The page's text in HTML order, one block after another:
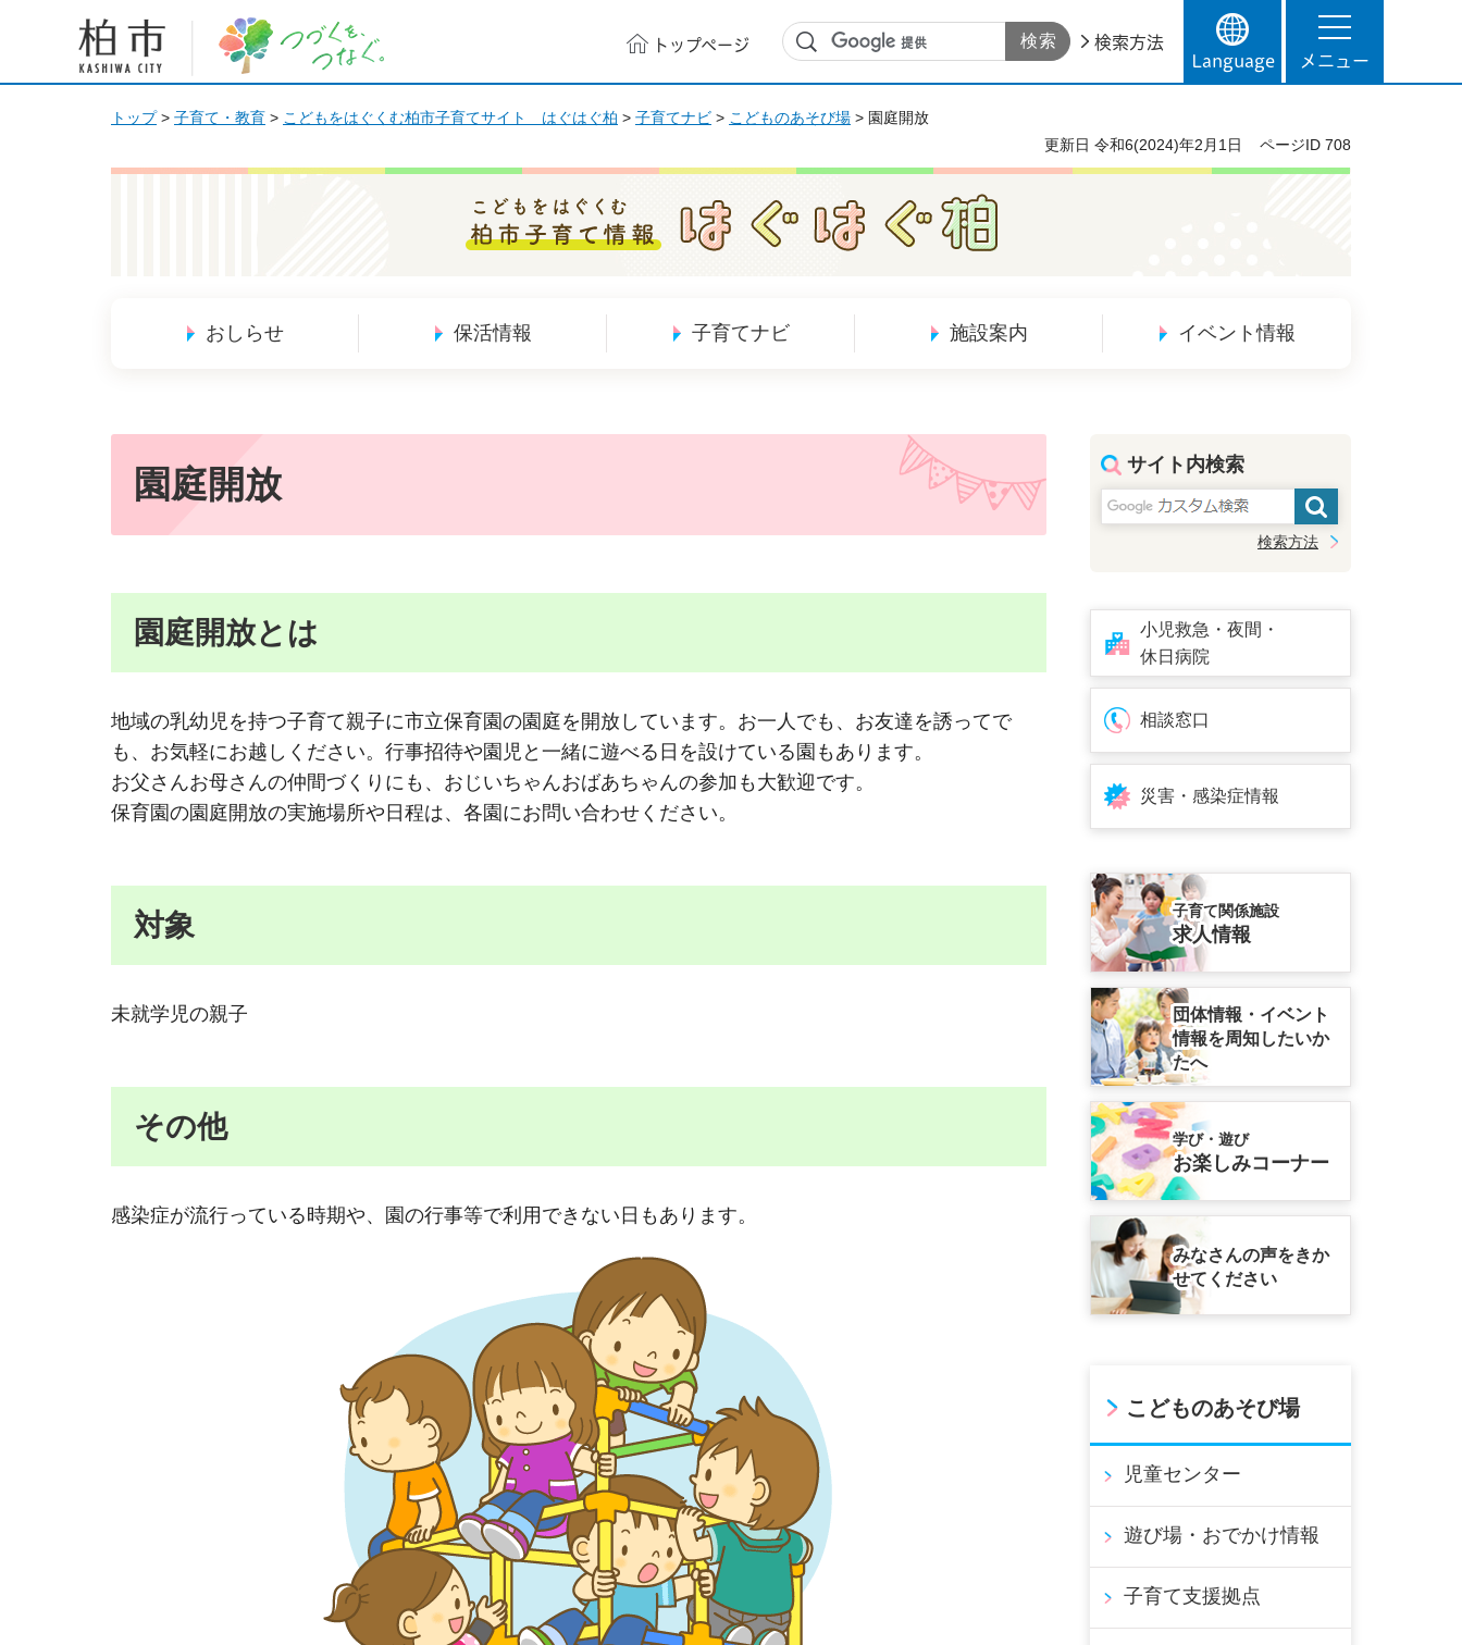
柏市 つづくを、つなぐ。
トップページ
検索方法
Language
メニュー
トップ> 子育て・教育 > こどもをはぐくむ柏市子育てサイト はぐはぐ柏 > 子育てナビ > こどものあそび場 > 園庭開放
更新日 令和6(2024)年2月1日 ページID 708
こどもをはぐくむ 柏市子育て情報 はぐはぐ柏
おしらせ 保活情報 子育てナビ 施設案内 イベント情報
園庭開放
園庭開放とは
地域の乳幼児を持つ子育て親子に市立保育園の園庭を開放しています。お一人でも、お友達を誘ってで
も、お気軽にお越しください。行事招待や園児と一緒に遊べる日を設けている園もあります。
お父さんお母さんの仲間づくりにも、おじいちゃんおばあちゃんの参加も大歓迎です。
保育園の園庭開放の実施場所や日程は、各園にお問い合わせください。
対象
未就学児の親子
その他
感染症が流行っている時期や、園の行事等で利用できない日もあります。
サイト内検索
検索方法
小児救急・夜間・
休日病院
相談窓口
災害・感染症情報
子育て関係施設
求人情報
団体情報・イベント
情報を周知したいか
たへ
学び・遊び
お楽しみコーナー
みなさんの声をきか
せてください
こどものあそび場
児童センター
遊び場・おでかけ情報
子育て支援拠点